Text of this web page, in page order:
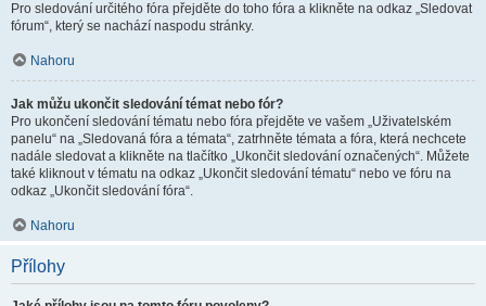
Pro sledování určitého fóra přejděte do toho fóra a klikněte na odkaz „Sledovat
fórum“, který se nachází naspodu stránky.
Nahoru
Jak můžu ukončit sledování témat nebo fór?
Pro ukončení sledování tématu nebo fóra přejděte ve vašem „Uživatelském
panelu“ na „Sledovaná fóra a témata“, zatrhněte témata a fóra, která nechcete
nadále sledovat a klikněte na tlačítko „Ukončit sledování označených“. Můžete
také kliknout v tématu na odkaz „Ukončit sledování tématu“ nebo ve fóru na
odkaz „Ukončit sledování fóra“.
Nahoru
Přílohy